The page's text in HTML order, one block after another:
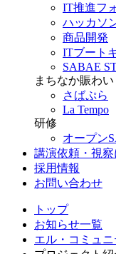
IT推進フ
ハッカソ
商品開発
ITブート
SABAE
まちなか賑わい
さばぷら
La Tempo
研修
オープン
講演依頼・視察
採用情報
お問い合わせ
トップ
お知らせ一覧
エル・コミュ